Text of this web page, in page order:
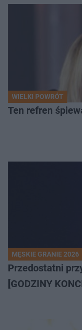
WIELKI POWRÓT
Ten refren
MĘSKIE GRANIE 2026
Przedostatni
[GODZINY